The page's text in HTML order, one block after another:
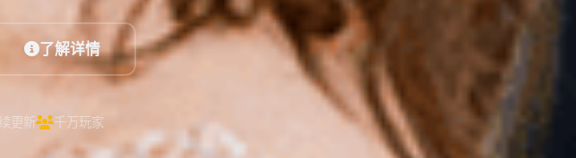
了解详情
更新 千万玩家